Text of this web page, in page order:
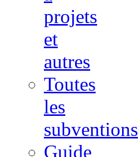
projets
et
autres
Toutes
les
subventions
Guide